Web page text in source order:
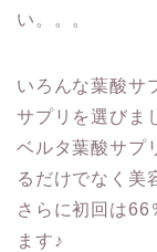
い。。。
いろんな葉酸サ
サプリを選びま
ベルタ葉酸サプ
るだけでなく美
さらに初回は66
ます♪